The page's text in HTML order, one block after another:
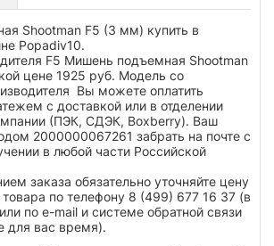
Shootman F5 (3 мм) купить в
Popadiv10.
F5 Мишень подъемная Shootman
цене 1925 руб. Модель со
Вы можете оплатить
с доставкой или в отделении
(ПЭК, СДЭК, Boxberry). Ваш
2000000067261 забрать на почте с
в любой части Российской
заказа обязательно уточняйте цену
по телефону 8 (499) 677 16 37 (в
по e-mail и системе обратной связи
для вас время).